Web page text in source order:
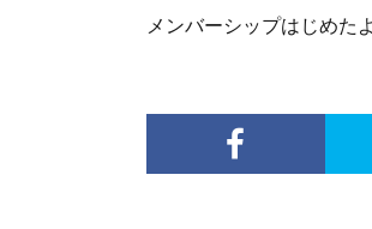
メンバーシップはじめた